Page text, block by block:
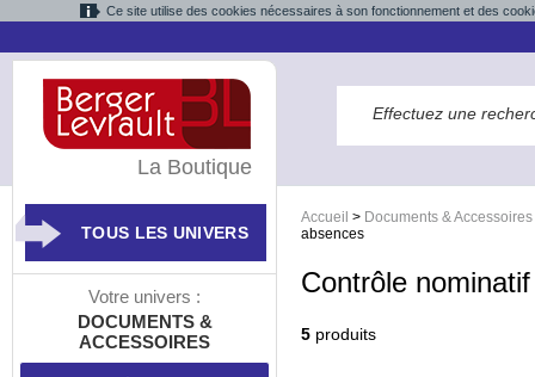
Ce site utilise des cookies nécessaires à son fonctionnement et des
Accueil > Documents & Accessoires
absences
Contrôle
5 produits
La Boutique
TOUS LES UNIVERS
Votre univers :
DOCUMENTS &
ACCESSOIRES